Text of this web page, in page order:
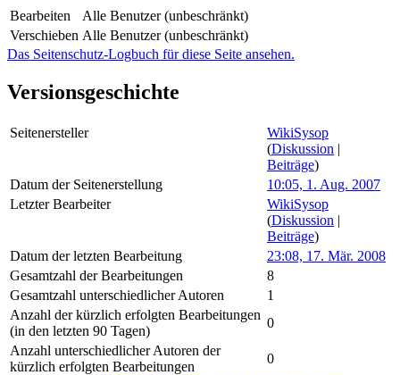
Bearbeiten
Alle Benutzer (unbeschränkt)
Verschieben Alle Benutzer (unbeschränkt)
Das Seitenschutz-Logbuch für diese Seite ansehen.
Versionsgeschichte
Seitenersteller
WikiSysop
(Diskussion |
Beiträge)
Datum der Seitenerstellung
10:05, 1. Aug. 2007
Letzter Bearbeiter
WikiSysop
(Diskussion |
Beiträge)
Datum der letzten Bearbeitung
23:08, 17. Mär. 2008
Gesamtzahl der Bearbeitungen
8
Gesamtzahl unterschiedlicher Autoren
1
Anzahl der kürzlich erfolgten Bearbeitungen
(in den letzten 90 Tagen)
0
Anzahl unterschiedlicher Autoren der
kürzlich erfolgten Bearbeitungen
0